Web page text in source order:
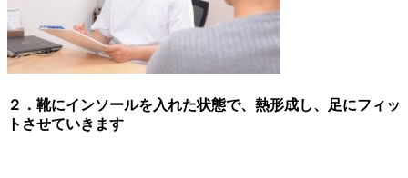
２．靴にインソールを入れた状態で、熱形成し、足にフィッ
トさせていきます